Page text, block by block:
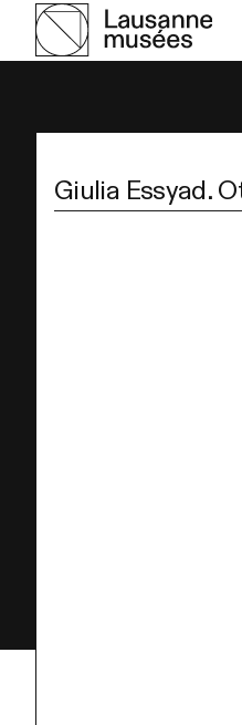
Giulia Essyad.